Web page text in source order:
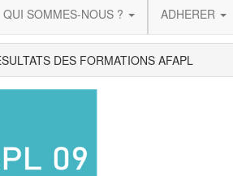
QUI SOMMES-NOUS ? ADHERER
DES FORMATIONS AFAPL